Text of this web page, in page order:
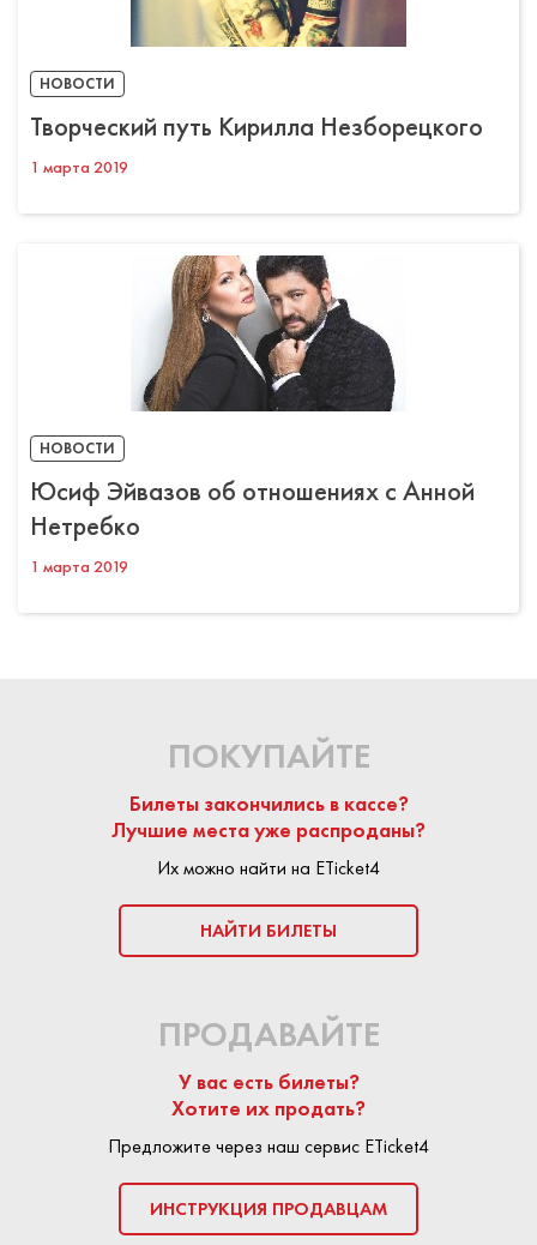
НОВОСТИ
Творческий путь Кирилла Незборецкого
1 марта 2019
НОВОСТИ
Юсиф Эйвазов об отношениях с Анной
Нетребко
1 марта 2019
ПОКУПАЙТЕ
Билеты закончились в кассе?
Лучшие места уже распроданы?
Их можно найти на ETicket4
НАЙТИ БИЛЕТЫ
ПРОДАВАЙТЕ
У вас есть билеты?
Хотите их продать?
Предложите через наш сервис ETicket4
ИНСТРУКЦИЯ ПРОДАВЦАМ